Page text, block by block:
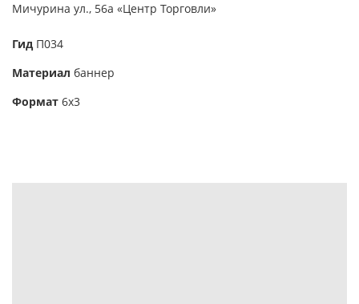
Мичурина ул., 56а «Центр Торговли»
Гид П034
Материал баннер
Формат 6х3